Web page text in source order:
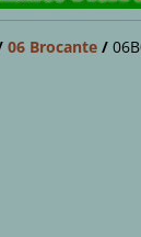
06 Brocante /